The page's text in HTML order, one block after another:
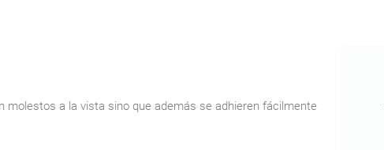
a la vista sino que además se adhieren fácilmente